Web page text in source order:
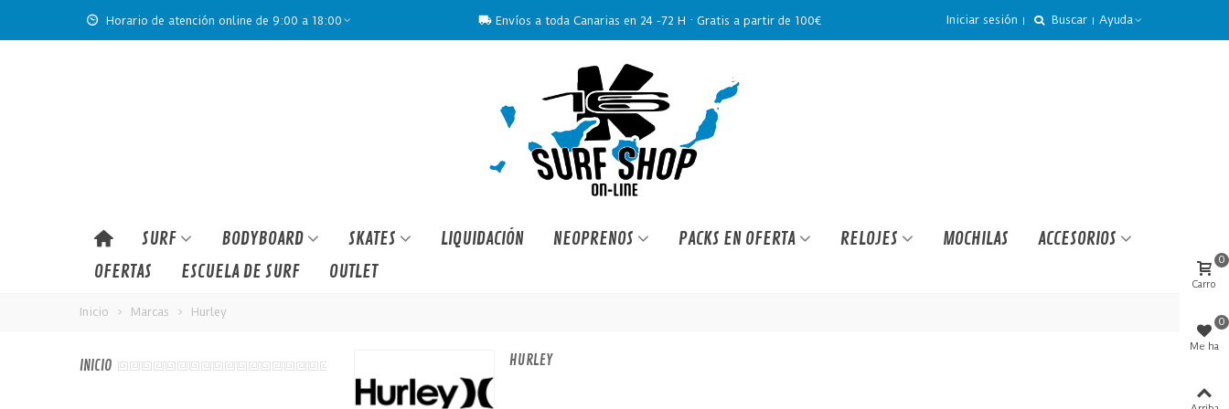
Horario de atención online de 9:00 a 18:00 Envíos a toda Canarias en 24 -72 H · Gratis a partir de 100€ Iniciar sesión Buscar Ayuda
SURF BODYBOARD SKATES LIQUIDACIÓN NEOPRENOS PACKS EN OFERTA RELOJES MOCHILAS
ACCESORIOS
OFERTAS
ESCUELA DE SURF OUTLET
Inicio > Marcas > Hurley
INICIO HURLEY
Carro
0
Me ha
0